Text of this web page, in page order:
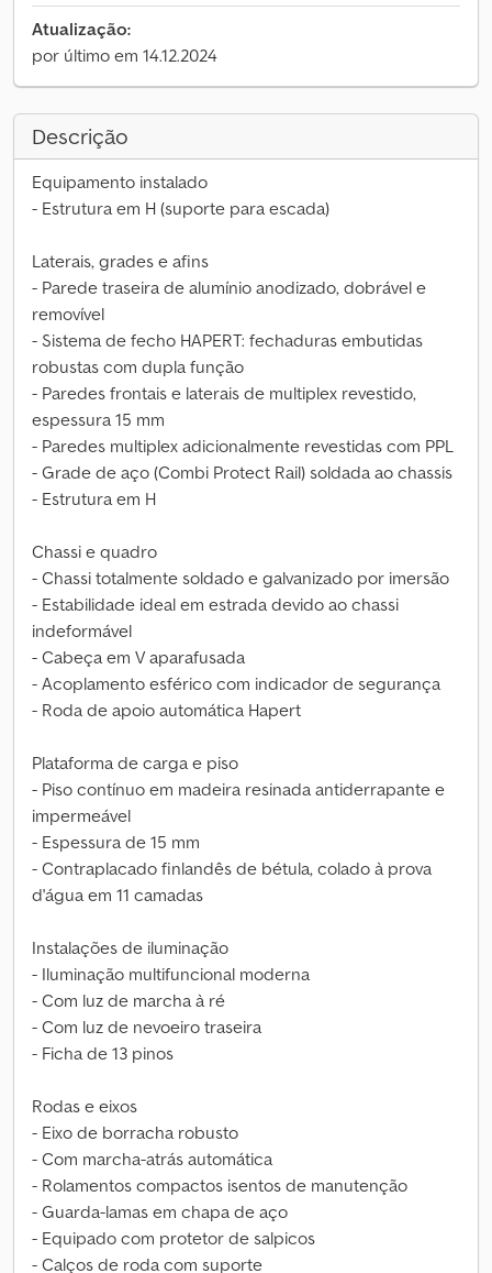
Atualização:
por último em 14.12.2024
Descrição
Equipamento instalado
- Estrutura em H (suporte para escada)
Laterais, grades e afins
- Parede traseira de alumínio anodizado, dobrável e
removível
- Sistema de fecho HAPERT: fechaduras embutidas
robustas com dupla função
- Paredes frontais e laterais de multiplex revestido,
espessura 15 mm
- Paredes multiplex adicionalmente revestidas com PPL
- Grade de aço (Combi Protect Rail) soldada ao chassis
- Estrutura em H
Chassi e quadro
- Chassi totalmente soldado e galvanizado por imersão
- Estabilidade ideal em estrada devido ao chassi
indeformável
- Cabeça em V aparafusada
- Acoplamento esférico com indicador de segurança
- Roda de apoio automática Hapert
Plataforma de carga e piso
- Piso contínuo em madeira resinada antiderrapante e
impermeável
- Espessura de 15 mm
- Contraplacado finlandês de bétula, colado à prova
d'água em 11 camadas
Instalações de iluminação
- Iluminação multifuncional moderna
- Com luz de marcha à ré
- Com luz de nevoeiro traseira
- Ficha de 13 pinos
Rodas e eixos
- Eixo de borracha robusto
- Com marcha-atrás automática
- Rolamentos compactos isentos de manutenção
- Guarda-lamas em chapa de aço
- Equipado com protetor de salpicos
- Calços de roda com suporte